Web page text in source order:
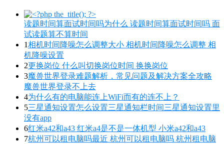
读题时间算面试时间吗为什么 读题时间算面试时间吗 面
试读题算不算时间
1相机时间降噪怎么调整大小 相机时间降噪怎么调整 相
机降噪设置
2更换岗位 什么叫切换岗位时间 换换岗位
3魔兽世界登录难题解析，常见问题及解决方案全攻略
魔兽世界登录不上去
4为什么有的电脑能连上WiFi而有的连不上？
5三星通知设置怎么设置三星通知栏时间三星通知设置里
没有app
6红米a42和a43 红米a4是不是一体机型 小米a42和a43
7杭州可以租电脑吗最近 杭州可以租电脑吗 杭州租电脑